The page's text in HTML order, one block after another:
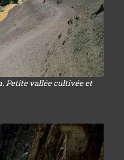
Petite vallée cultivée et